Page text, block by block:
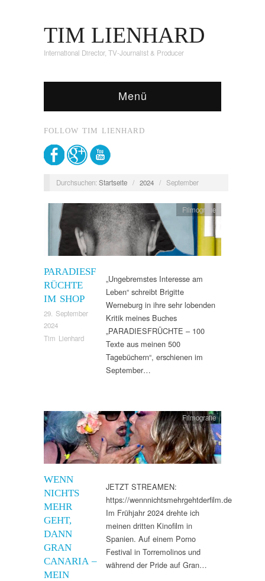
TIM LIENHARD
International Director, TV-Journalist & Producer
Menü
FOLLOW TIM LIENHARD
Durchsuchen: Startseite / 2024 / September
PARADIESF
RÜCHTE
IM SHOP
29. September
2024
Tim Lienhard
Filmografie
„Ungebremstes Interesse am
Leben“ schreibt Brigitte
Werneburg in ihre sehr lobenden
Kritik meines Buches
„PARADIESFRÜCHTE – 100
Texte aus meinen 500
Tagebüchern“, erschienen im
September…
WENN
NICHTS
MEHR
GEHT,
DANN
GRAN
CANARIA –
MEIN
Filmografie
JETZT STREAMEN:
https://wennnichtsmehrgehtderfilm.de
Im Frühjahr 2024 drehte ich
meinen dritten Kinofilm in
Spanien. Auf einem Porno
Festival in Torremolinos und
während der Pride auf Gran…